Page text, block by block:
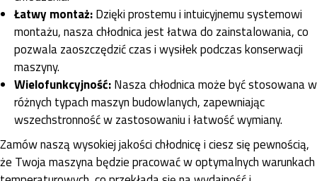
Łatwy montaż:Dzięki prostemu i intuicyjnemu systemowi
montażu, nasza chłodnica jest łatwa do zainstalowania, co
pozwala zaoszczędzić czas i wysiłek podczas konserwacji
maszyny.
Wielofunkcyjność:Nasza chłodnica może być stosowana w
różnych typach maszyn budowlanych, zapewniając
wszechstronność w zastosowaniu i łatwość wymiany.
Zamów naszą wysokiej jakości chłodnicę i ciesz się pewnością,
że Twoja maszyna będzie pracować w optymalnych warunkach